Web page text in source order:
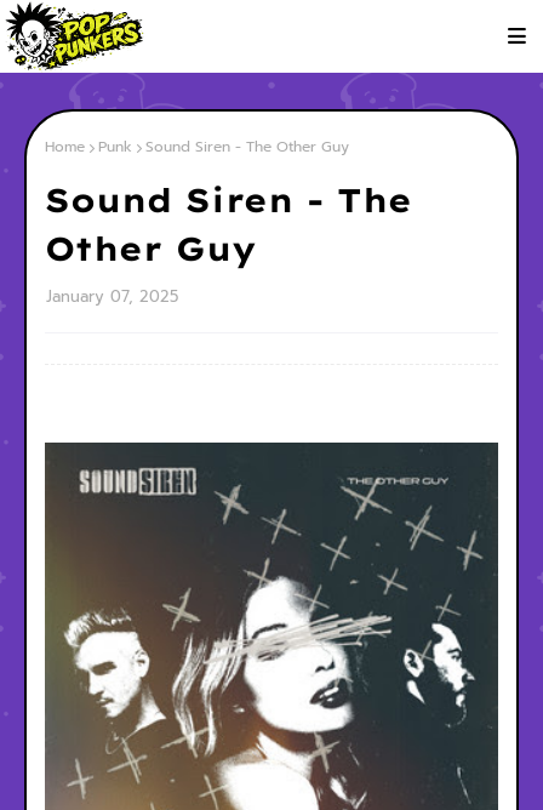
Home Punk Sound Siren - The Other Guy
Sound Siren - The
Other Guy
January 07, 2025